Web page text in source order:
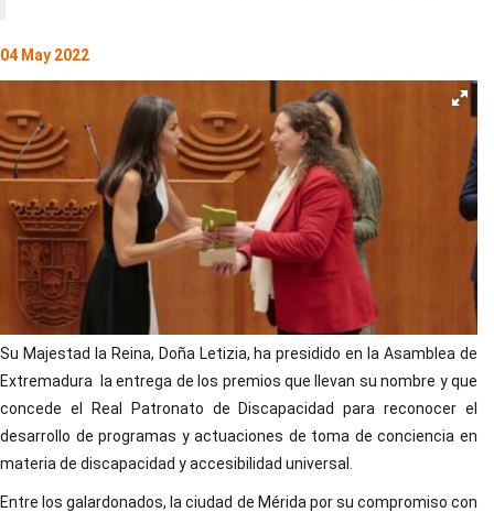
04 May 2022
Su Majestad la Reina, Doña Letizia, ha presidido en la Asamblea de
Extremadura la entrega de los premios que llevan su nombre y que
concede el Real Patronato de Discapacidad para reconocer el
desarrollo de programas y actuaciones de toma de conciencia en
materia de discapacidad y accesibilidad universal.
Entre los galardonados, la ciudad de Mérida por su compromiso con